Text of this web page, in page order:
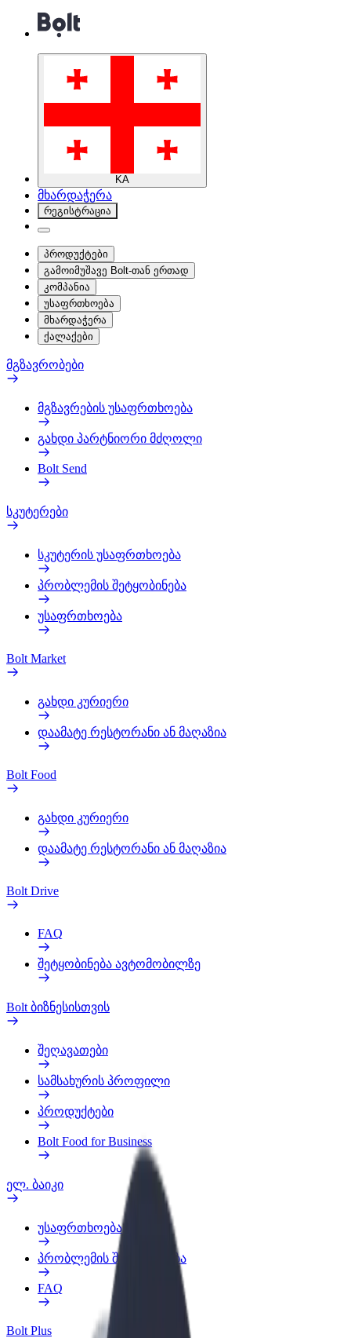
KA
მხარდაჭერა
რეგისტრაცია
პროდუქტები
გამოიმუშავე Bolt-თან ერთად
კომპანია
უსაფრთხოება
მხარდაჭერა
ქალაქები
მგზავრობები
მგზავრების უსაფრთხოება
გახდი პარტნიორი მძღოლი
Bolt Send
სკუტერები
სკუტერის უსაფრთხოება
პრობლემის შეტყობინება
უსაფრთხოება
Bolt Market
გახდი კურიერი
დაამატე რესტორანი ან მაღაზია
Bolt Food
გახდი კურიერი
დაამატე რესტორანი ან მაღაზია
Bolt Drive
FAQ
შეტყობინება ავტომობილზე
Bolt ბიზნესისთვის
შეღავათები
სამსახურის პროფილი
პროდუქტები
Bolt Food for Business
ელ. ბაიკი
უსაფრთხოება
პრობლემის შეტყობინება
FAQ
Bolt Plus